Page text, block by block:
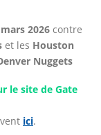
2026 contre
et les Houston
Nuggets
le site de Gate
ici.